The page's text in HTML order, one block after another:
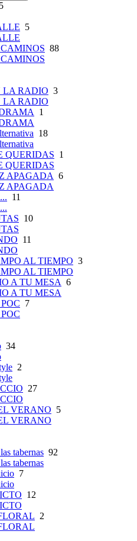
5
88
LA RADIO 3
LA RADIO
1
18
QUERIDAS 1
QUERIDAS
APAGADA 6
APAGADA
11
10
11
AL TIEMPO 3
AL TIEMPO
A TU MESA 6
A TU MESA
7
34
2
27
VERANO 5
VERANO
tabernas 92
tabernas
7
12
2